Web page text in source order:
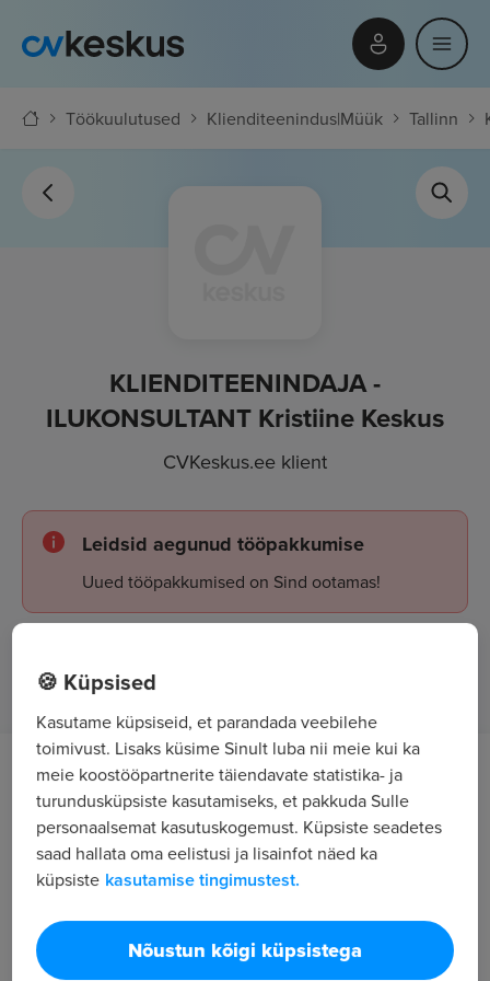
Töökuulutused Klienditeenindus|Müük Tallinn
KLIENDITEENINDAJA -
ILUKONSULTANT Kristiine Keskus
CVKeskus.ee klient
Leidsid aegunud tööpakkumise
Uued tööpakkumised on Sind ootamas!
Töö kirjeldus
Otsime I.L.U. Kristiine Keskuse kauplusesse
Tallinnas säravat KLIENDITEENINDAJA -
ILUKONSULTANTI
Ootused kandidaadile
🍪 Küpsised
Kasutame küpsiseid, et parandada veebilehe
toimivust. Lisaks küsime Sinult luba nii meie kui ka
meie koostööpartnerite täiendavate statistika- ja
turundusküpsiste kasutamiseks, et pakkuda Sulle
personaalsemat kasutuskogemust. Küpsiste seadetes
saad hallata oma eelistusi ja lisainfot näed ka
küpsiste kasutamise tingimustest.
Nõustun kõigi küpsistega